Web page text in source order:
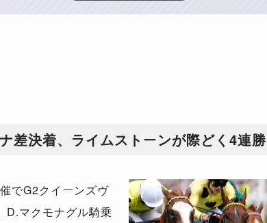
差決着、ライムストーンが際どく4連勝
でG2クイーンズヴ
D.マクモナグル騎乗